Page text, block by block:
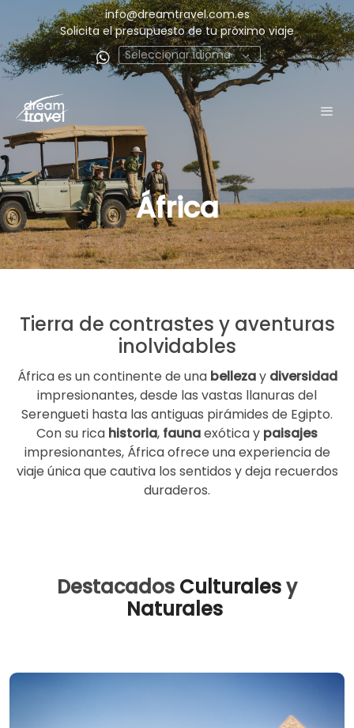
info@dreamtravel.com.es
Solicita el presupuesto de tu próximo viaje
Seleccionar idioma
África
Tierra de contrastes y aventuras
inolvidables
África es un continente de una bellezay diversidad
impresionantes, desde las vastas llanuras del
Serengueti hasta las antiguas pirámides de Egipto.
Con su rica historia, faunaexótica y paisajes
impresionantes, África ofrece una experiencia de
viaje única que cautiva los sentidos y deja recuerdos
duraderos.
Destacados Culturalesy
Naturales